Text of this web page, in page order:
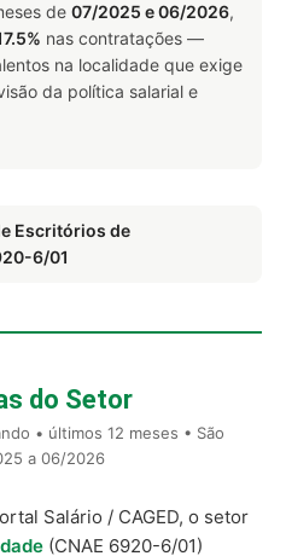
de 07/2025 e 06/2026,
nas contratações —
na localidade que exige
da política salarial e
Escritórios de
6/01
do Setor
• últimos 12 meses • São
a 06/2026
Salário / CAGED, o setor
(CNAE 6920-6/01)